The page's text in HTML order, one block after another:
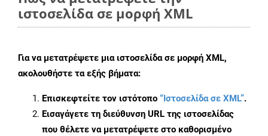
ιστοσελίδα σε μορφή XML
Για να μετατρέψετε μια ιστοσελίδα σε μορφή XML,
ακολουθήστε τα εξής βήματα:
Επισκεφτείτε τον ιστότοπο “Ιστοσελίδα σε XML”.
Εισαγάγετε τη διεύθυνση URL της ιστοσελίδας
που θέλετε να μετατρέψετε στο καθορισμένο